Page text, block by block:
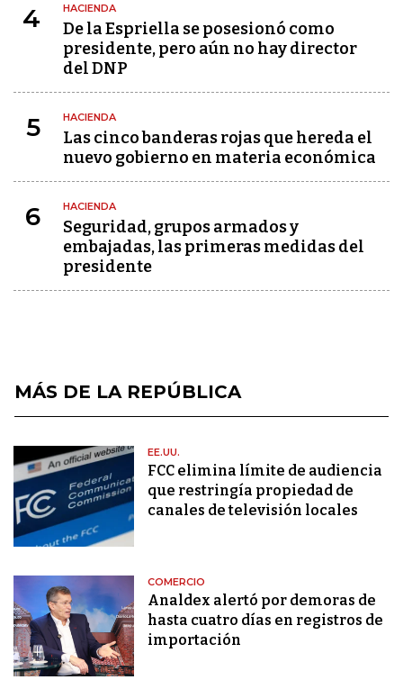
4 HACIENDA
De la Espriella se posesionó como
presidente, pero aún no hay director
del DNP
5 HACIENDA
Las cinco banderas rojas que hereda el
nuevo gobierno en materia económica
6 HACIENDA
Seguridad, grupos armados y
embajadas, las primeras medidas del
presidente
MÁS DE LA REPÚBLICA
EE.UU.
FCC elimina límite de audiencia
que restringía propiedad de
canales de televisión locales
COMERCIO
Analdex alertó por demoras de
hasta cuatro días en registros de
importación